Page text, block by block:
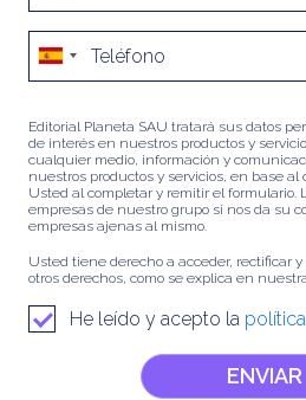
Editorial Planeta SAU tratará sus datos
de interés en nuestros productos y
cualquier medio, información y
nuestros productos y servicios, en base
Usted al completar y remitir el formulario.
empresas de nuestro grupo si nos da su
empresas ajenas al mismo.
Usted tiene derecho a acceder, rectificar
otros derechos, como se explica en
He leído y acepto la
ENVIAR